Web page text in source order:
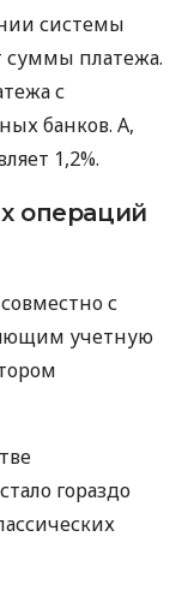
системы
суммы платежа.
с
банков. А,
1,2%.
операций
с
учетную
гораздо